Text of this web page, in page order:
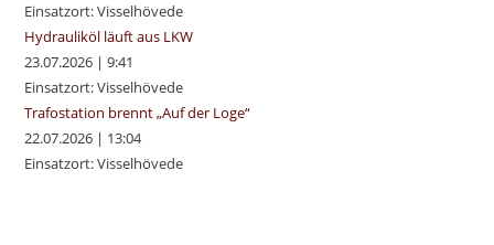
Einsatzort: Visselhövede
Hydrauliköl läuft aus LKW
23.07.2026 |9:41
Einsatzort: Visselhövede
Trafostation brennt „Auf der Loge“
22.07.2026 | 13:04
Einsatzort: Visselhövede